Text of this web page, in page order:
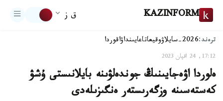
KAZINFORM ق ز
ترەند:2026-سايلاۋ وقيعاتاعايىنداۋاقوردا
17:12, 24 اقپان 2023
ەلوردا اۋەجايىنىڭ جوندەلۋىنە بايلانىستى ۇشۋ
كەستەسىنە وزگەرىستەر ەنگىزىلەدى